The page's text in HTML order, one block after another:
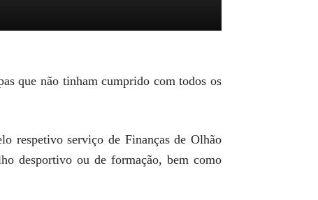
que não tinham cumprido com todos os
respetivo serviço de Finanças de Olhão
desportivo ou de formação, bem como